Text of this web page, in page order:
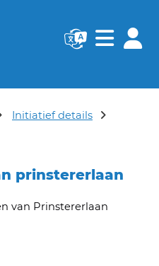
pagina)
Navigatie
Initiatief details
prinstererlaan
van Prinstererlaan